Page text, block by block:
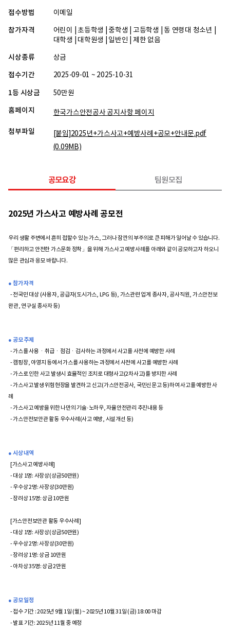
접수방법 이메일
참가자격
어린이 | 초등학생 | 중학생 | 고등학생 | 동 연령대 청소년 |
대학생 | 대학원생 | 일반인 | 제한 없음
시상종류 상금
접수기간 2025-09-01 ~ 2025-10-31
1등 시상금 50만원
홈페이지 한국가스안전공사 공지사항 페이지
첨부파일
[붙임]2025년+가스사고+예방사례+공모+안내문.pdf
(0.09MB)
공모요강 팀원모집
2025년 가스사고 예방사례 공모전
우리 생활 주변에서 흔히 접할수 있는 가스, 그러나 잠깐의 부주의로 큰 피해가 일어날 수 있습니다.
「편리하고 안전한 가스문화 정착」을 위해 가스사고 예방사례를 아래와 같이 공모하고자 하오니
많은 관심과 응모 바랍니다.
● 참가 자격
- 전국민 대상 (사용자, 공급자(도시가스, LPG 등), 가스관련 업계 종사자, 공사직원, 가스안전보
완관, 연구실 종사자 등)
● 공모 주제
- 가스를 사용ㆍ취급ㆍ점검ㆍ검사하는 과정에서 사고를 사전에 예방한 사례
- 캠핑장, 야영지 등에서 가스를 사용하는 과정에서 사전에 사고를 예방한 사례
- 가스로 인한 사고 발생시 효율적인 조치로 대형사고(2차사고)를 방지한 사례
- 가스사고 발생 위험현장을 발견하고 신고(가스안전공사, 국민신문고 등)하여 사고를 예방한 사
례
- 가스사고 예방을 위한 나만의 기술·노하우, 자율안전관리 추진내용 등
- 가스안전보안관 활동 우수사례(사고 예방, 시설개선 등)
● 시상 내역
[가스사고 예방사례]
- 대상 1명: 사장상(상금50만원)
- 우수상 2명: 사장상(30만원)
- 장려상 15명: 상금 10만원
[가스안전보안관 활동 우수사례]
- 대상 1명: 사장상(상금50만원)
- 우수상 2명: 사장상(30만원)
- 장려상 1명: 상금 10만원
- 아차상 35명: 상금 2만원
● 공모 일정
- 접수 기간 : 2025년 9월 1일 (월) ~ 2025년 10월 31일 (금) 18:00 마감
- 발표 기간: 2025년 11월 중 예정